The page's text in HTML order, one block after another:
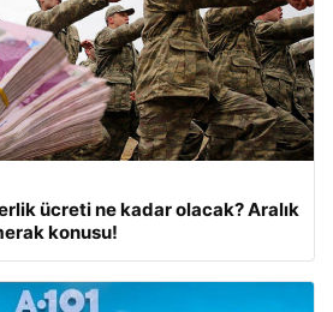
ücreti ne kadar olacak? Aralık
konusu!